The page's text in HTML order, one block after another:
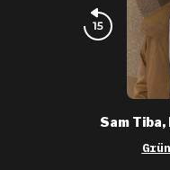
podcasts
fréquences
nova aime
Sam Tiba,